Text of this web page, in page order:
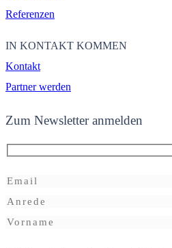
Referenzen
IN KONTAKT KOMMEN
Kontakt
Partner werden
Zum Newsletter anmelden